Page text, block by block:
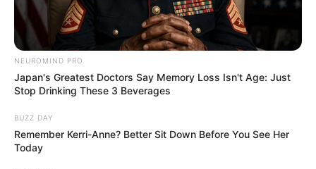
NEUROMIND PRO
Japan's Greatest Doctors Say Memory Loss Isn't Age: Just
Stop Drinking These 3 Beverages
BUZZ DAY
Remember Kerri-Anne? Better Sit Down Before You See Her
Today